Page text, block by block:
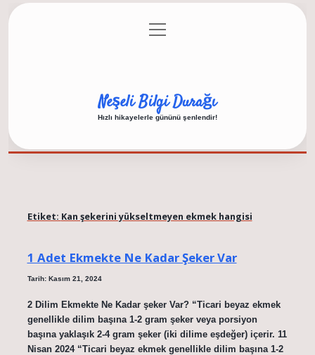
Gizlilik Politikası
menüyü
aç
Neşeli Bilgi Durağı
Hızlı hikayelerle gününü şenlendir!
Etiket: Kan şekerini yükseltmeyen ekmek hangisi
1 Adet Ekmekte Ne Kadar Şeker Var
Tarih: Kasım 21, 2024
2 Dilim Ekmekte Ne Kadar şeker Var? “Ticari beyaz ekmek
genellikle dilim başına 1-2 gram şeker veya porsiyon
başına yaklaşık 2-4 gram şeker (iki dilime eşdeğer) içerir. 11
Nisan 2024 “Ticari beyaz ekmek genellikle dilim başına 1-2